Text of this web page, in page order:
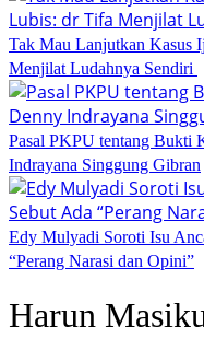
Tak Mau Lanjutkan Kasus
Menjilat Ludahnya Sendiri
Pasal PKPU tentang Bukti
Indrayana Singgung Gibran
Edy Mulyadi Soroti Isu
“Perang Narasi dan Opini”
Harun